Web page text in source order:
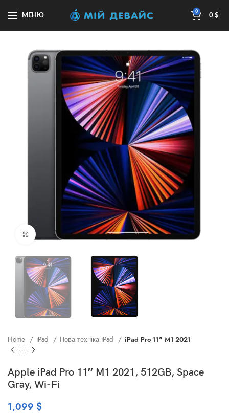
МЕНЮ
0
0 $
Клацніть, щоб збільшити
Home iPad Нова техніка iPad iPad Pro 11" M1 2021
Apple iPad Pro 11″ M1 2021, 512GB, Space
Gray, Wi-Fi
1,099 $